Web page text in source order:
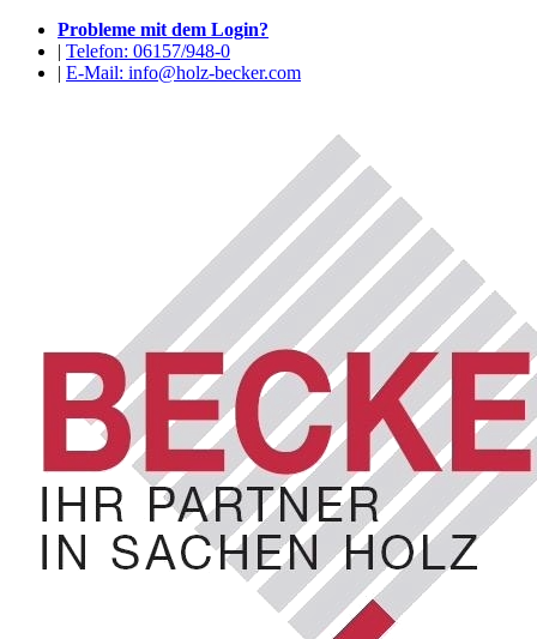
Probleme mit dem Login?
| Telefon: 06157/948-0
| E-Mail: info@holz-becker.com